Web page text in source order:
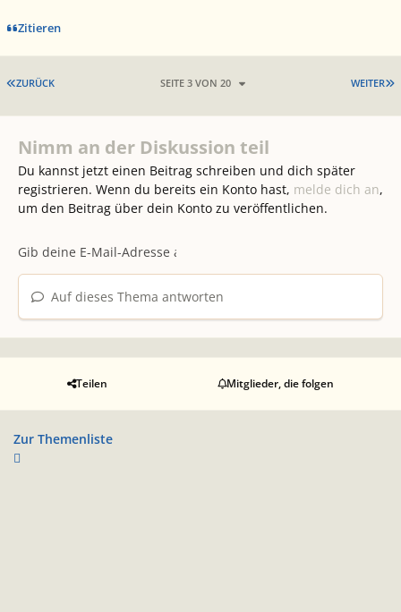
Zitieren
ERSTE SEITE
ZURÜCK WEITER
SEITE 3 VON 20
Nimm an der Diskussion teil
Du kannst jetzt einen Beitrag schreiben und dich später
registrieren. Wenn du bereits ein Konto hast, melde dich an,
um den Beitrag über dein Konto zu veröffentlichen.
Auf dieses Thema antworten
Teilen Mitglieder, die folgen
Zur Themenliste